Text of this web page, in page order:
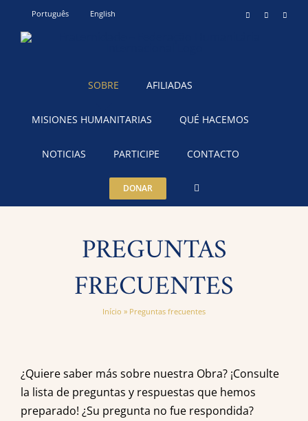
content
Português English InstagramYouTube
SOBRE AFILIADAS
MISIONES HUMANITARIAS QUÉ HACEMOS
NOTICIAS PARTICIPE CONTACTO
DONAR
PREGUNTAS
FRECUENTES
Início » Preguntas frecuentes
¿Quiere saber más sobre nuestra Obra? ¡Consulte
la lista de preguntas y respuestas que hemos
preparado! ¿Su pregunta no fue respondida?